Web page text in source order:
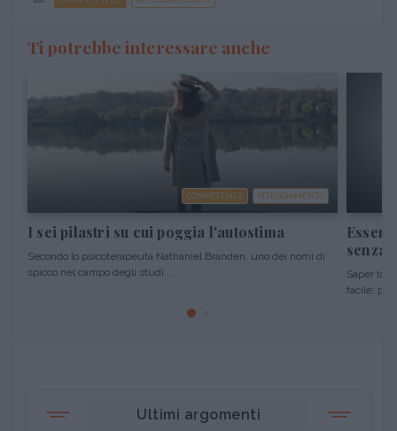
Ti potrebbe interessare anche
COMPETENZE ATTEGGIAMENTO
I sei pilastri su cui poggia l'autostima
Secondo lo psicoterapeuta Nathaniel Branden, uno dei nomi di
spicco nel campo degli studi ...
senza
Saper
facile: per
Ultimi argomenti